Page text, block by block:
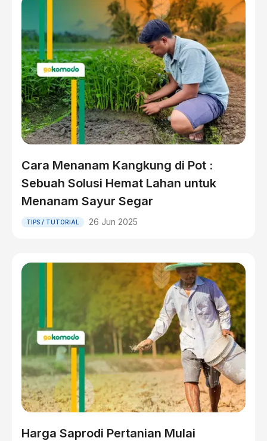
Cara Menanam Kangkung di Pot :
Sebuah Solusi Hemat Lahan untuk
Menanam Sayur Segar
TIPS / TUTORIAL 26 Jun 2025
Harga Saprodi Pertanian Mulai